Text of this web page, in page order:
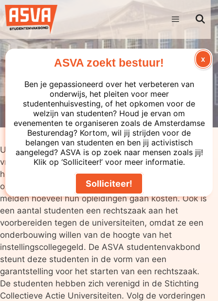
ASVA Studentenvakbond■01-06-2011
Universiteiten mogen sinds kort instellingscollegegeld
vragen aan studenten die al een eerste studie
hebben afgerond. Onder veel studenten is hierdoor
onrust ontstaan, omdat universiteiten pas heel laat
melden hoeveel hun opleidingen gaan kosten. Ook is
een aantal studenten een rechtszaak aan het
voorbereiden tegen de universiteiten, omdat ze een
onderbouwing willen van de hoogte van het
instellingscollegegeld. De ASVA studentenvakbond
steunt deze studenten in de vorm van een
garantstelling voor het starten van een rechtszaak.
De studenten hebben zich verenigd in de Stichting
Collectieve Actie Universiteiten. Volg de vorderingen
ASVA zoekt bestuur!
Ben je gepassioneerd over het verbeteren van
onderwijs, het pleiten voor meer
studentenhuisvesting, of het opkomen voor de
welzijn van studenten? Houd je ervan om
evenementen te organiseren zoals de Amsterdamse
Besturendag? Kortom, wil jij strijden voor de
belangen van studenten en ben jij activistisch
aangelegd? ASVA is op zoek naar mensen zoals jij!
Klik op ‘Solliciteer!’ voor meer informatie.
Solliciteer!
X